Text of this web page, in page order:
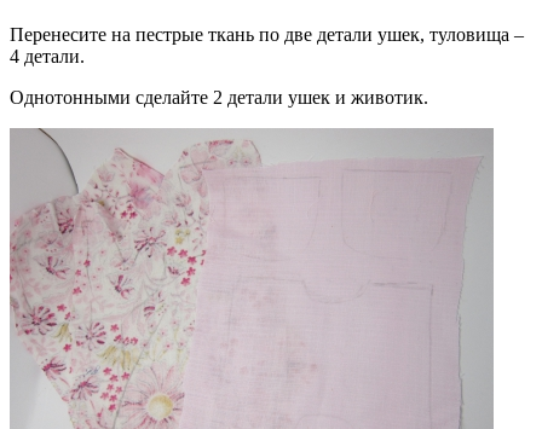
Перенесите на пестрые ткань по две детали ушек, туловища –
4 детали.
Однотонными сделайте 2 детали ушек и животик.